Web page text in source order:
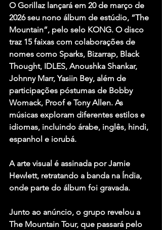
O Gorillaz lançará em 20 de março de
2026 seu nono álbum de estúdio, “The
Mountain”, pelo selo KONG. O disco
traz 15 faixas com colaborações de
nomes como Sparks, Bizarrap, Black
Thought, IDLES, Anoushka Shankar,
Johnny Marr, Yasiin Bey, além de
participações póstumas de Bobby
Womack, Proof e Tony Allen. As
músicas exploram diferentes estilos e
idiomas, incluindo árabe, inglês, hindi,
espanhol e iorubá.
A arte visual é assinada por Jamie
Hewlett, retratando a banda na Índia,
onde parte do álbum foi gravada.
Junto ao anúncio, o grupo revelou a
The Mountain Tour, que passará pelo